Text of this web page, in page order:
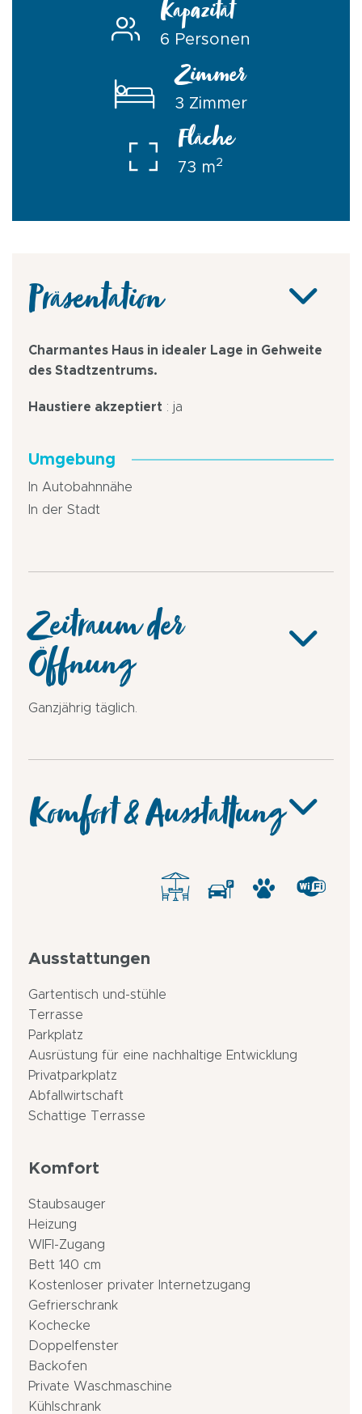
Kapazität
6 Personen
Zimmer
3 Zimmer
Fläche
73 m2
Präsentation
Charmantes Haus in idealer Lage in Gehweite
des Stadtzentrums.
Haustiere akzeptiert : ja
Umgebung
In Autobahnnähe
In der Stadt
Zeitraum der
Öffnung
Ganzjährig täglich.
Komfort & Ausstattung
Ausstattungen
Gartentisch und-stühle
Terrasse
Parkplatz
Ausrüstung für eine nachhaltige Entwicklung
Privatparkplatz
Abfallwirtschaft
Schattige Terrasse
Komfort
Staubsauger
Heizung
WIFI-Zugang
Bett 140 cm
Kostenloser privater Internetzugang
Gefrierschrank
Kochecke
Doppelfenster
Backofen
Private Waschmaschine
Kühlschrank